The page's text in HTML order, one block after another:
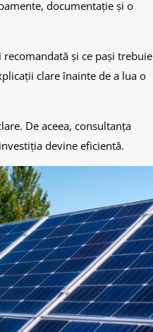
documentație și o
și ce pași trebuie
clare înainte de a lua o
De aceea, consultanța
devine eficientă.